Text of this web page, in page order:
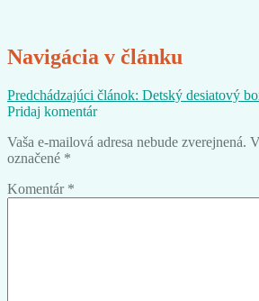
Navigácia v článku
Predchádzajúci článok: Detský desiatový
Pridaj komentár
Vaša e-mailová adresa nebude zverejnená.
označené *
Komentár *